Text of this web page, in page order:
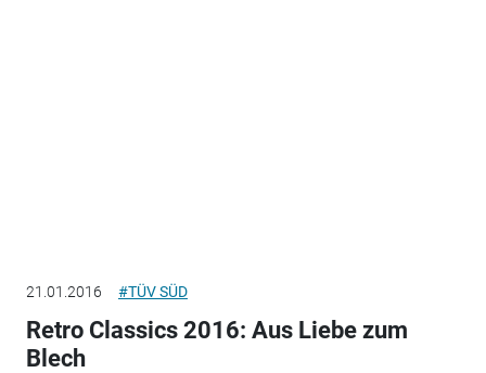
21.01.2016 #TÜV SÜD
Retro Classics 2016: Aus Liebe zum
Blech